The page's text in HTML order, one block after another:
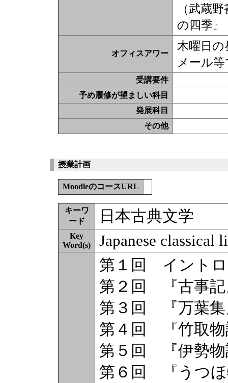
（武蔵
の四季』
オフィスアワー
木曜日
メール
受講要件
予め履修が望ましい科目
発展科目
その他
授業計画
MoodleのコースURL
キーワ
ード
日本古典文学
Key
Word(s)
Japanese classical
第１回 イント
第２回 『古事記
第３回 『万葉集
第４回 『竹取物
第５回 『伊勢物
第６回 『うつほ